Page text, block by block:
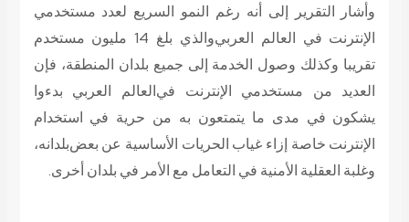
وأشار التقرير إلى أنه رغم النمو السريع لعدد مستخدمي
الإنترنت في العالم العربي
والذي بلغ 14 مليون مستخدم
تقريبا وكذلك وصول الخدمة إلى جميع بلدان المنطقة، فإن
العديد من مستخدمي الإنترنت فيالعالم العربي بدءوا
يشكون في مدى ما يتمتعون به من حرية في استخدام
الإنترنت خاصة إزاء غياب الحريات الأساسية عن بعضبلدانه،
وغلبة العقلية الأمنية في التعامل مع الأمر في بلدان أخرى.